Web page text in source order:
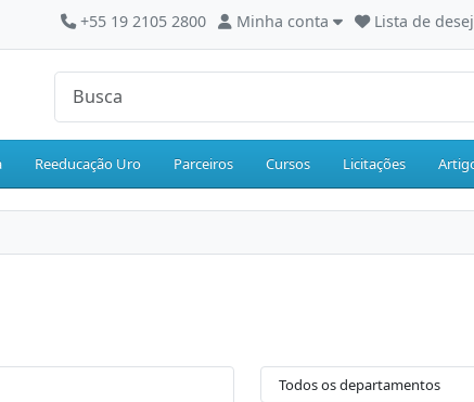
+55 19 2105 2800 Minha conta Lista de
Reeducação Uro Parceiros Cursos Licitações